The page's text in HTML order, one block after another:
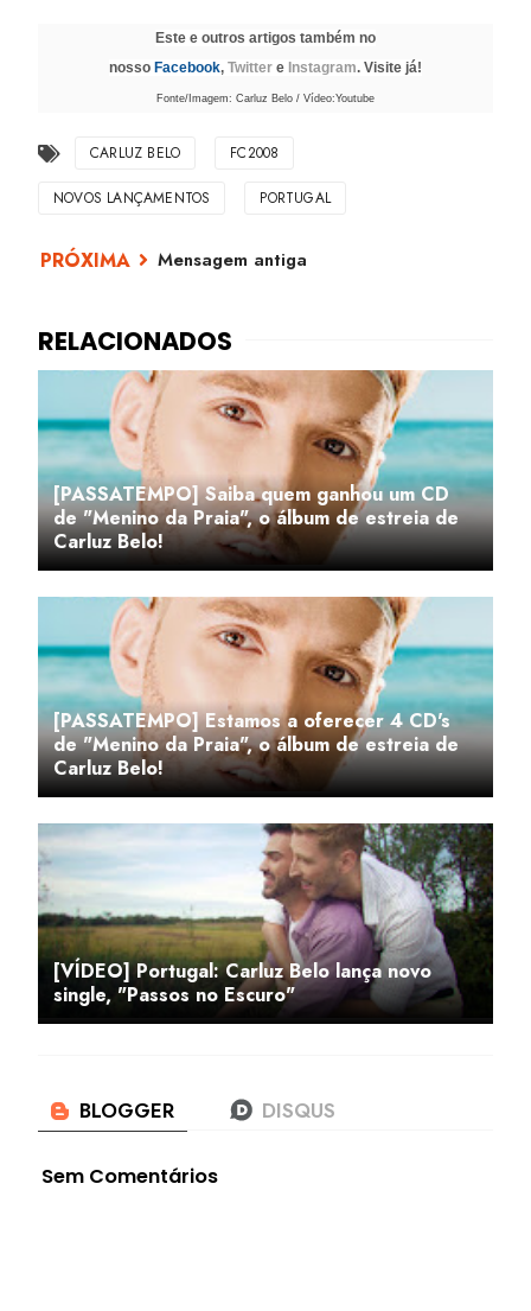
Este e outros artigos também no
nosso Facebook, Twitter e Instagram. Visite já!
Fonte/Imagem: Carluz Belo / Vídeo:Youtube
CARLUZ BELO FC2008
NOVOS LANÇAMENTOS PORTUGAL
Mensagem antiga
[PASSATEMPO] Saiba quem ganhou um CD
de "Menino da Praia", o álbum de estreia de
Carluz Belo!
[PASSATEMPO] Estamos a oferecer 4 CD's
de "Menino da Praia", o álbum de estreia de
Carluz Belo!
[VÍDEO] Portugal: Carluz Belo lança novo
single, "Passos no Escuro"
Sem Comentários